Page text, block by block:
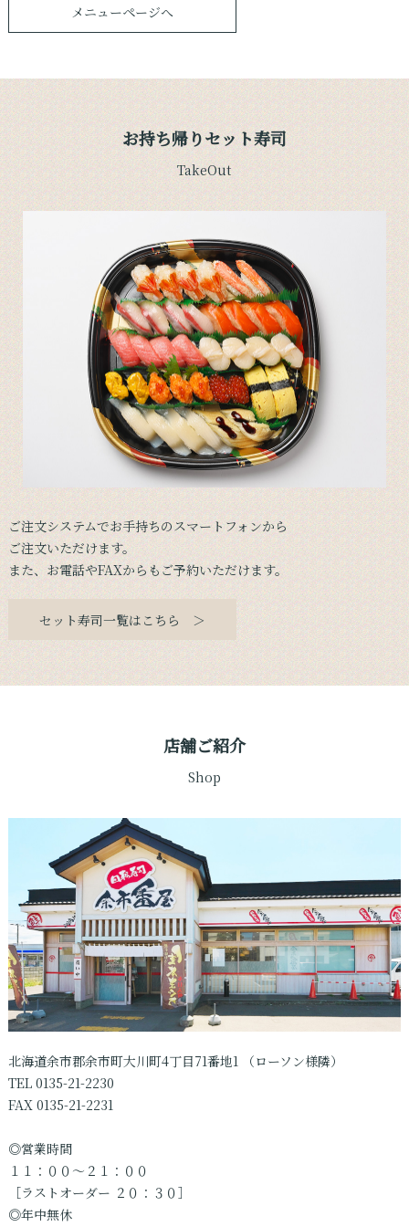
メニューページへ
お持ち帰りセット寿司
TakeOut
ご注文システムでお手持ちのスマートフォンから
ご注文いただけます。
また、お電話やFAXからもご予約いただけます。
セット寿司一覧はこちら ＞
店舗ご紹介
Shop
北海道余市郡余市町大川町4丁目71番地1 （ローソン様隣）
TEL 0135-21-2230
FAX 0135-21-2231
◎営業時間
１１：００〜２１：００
［ラストオーダー ２０：３０］
◎年中無休